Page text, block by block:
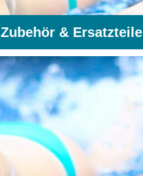
Zubehör & Ersatzteile